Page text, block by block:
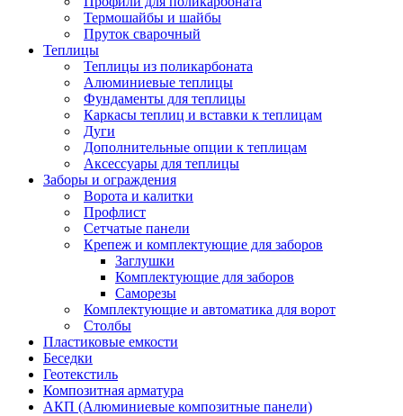
Термошайбы и шайбы
Пруток сварочный
Теплицы
Теплицы из поликарбоната
Алюминиевые теплицы
Фундаменты для теплицы
Каркасы теплиц и вставки к теплицам
Дуги
Дополнительные опции к теплицам
Аксессуары для теплицы
Заборы и ограждения
Ворота и калитки
Профлист
Сетчатые панели
Крепеж и комплектующие для заборов
Заглушки
Комплектующие для заборов
Саморезы
Комплектующие и автоматика для ворот
Столбы
Пластиковые емкости
Беседки
Геотекстиль
Композитная арматура
АКП (Алюминиевые композитные панели)